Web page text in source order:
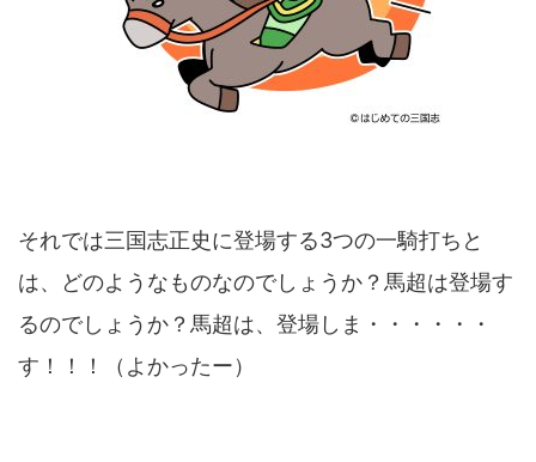
それでは三国志正史に登場する3つの一騎打ちと
は、どのようなものなのでしょうか？馬超は登場す
るのでしょうか？馬超は、登場しま・・・・・・
す！！！（よかったー）